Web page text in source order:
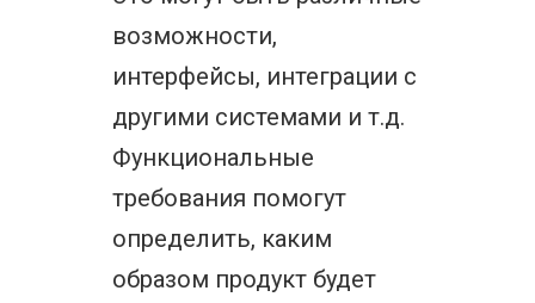
возможности,
интерфейсы, интеграции с
другими системами и т.д.
Функциональные
требования помогут
определить, каким
образом продукт будет